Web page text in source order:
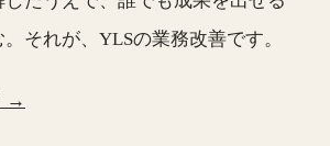
それが、YLSの業務改善です。
→